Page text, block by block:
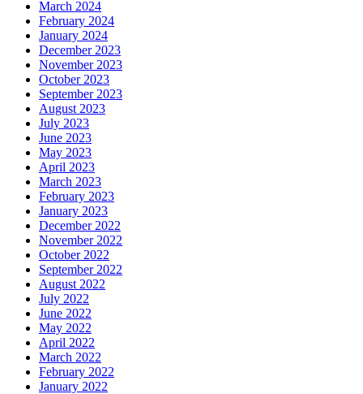
March 2024
February 2024
January 2024
December 2023
November 2023
October 2023
September 2023
August 2023
July 2023
June 2023
May 2023
April 2023
March 2023
February 2023
January 2023
December 2022
November 2022
October 2022
September 2022
August 2022
July 2022
June 2022
May 2022
April 2022
March 2022
February 2022
January 2022